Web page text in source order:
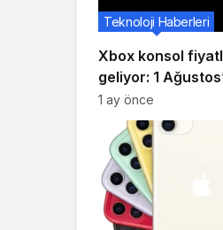
Xbox konsol
geliyor: 1
Teknoloji Haberleri
1 ay önce